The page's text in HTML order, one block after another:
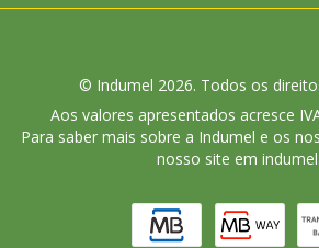
© Indumel 2026. Todos os
Aos valores apresentados acresce
Para saber mais sobre a Indumel e os
nosso site em